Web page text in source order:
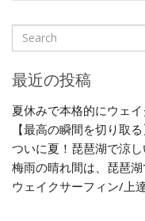
最近の投稿
夏休みで本格的にウェ
【最高の瞬間を切り取る
ついに夏！琵琶湖で涼
梅雨の晴れ間は、琵琶
ウェイクサーフィン/上